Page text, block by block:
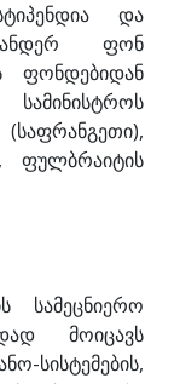
და
ფონ
ფონდებიდან
ფულბრაიტის
მოიცავს
სისტემების,